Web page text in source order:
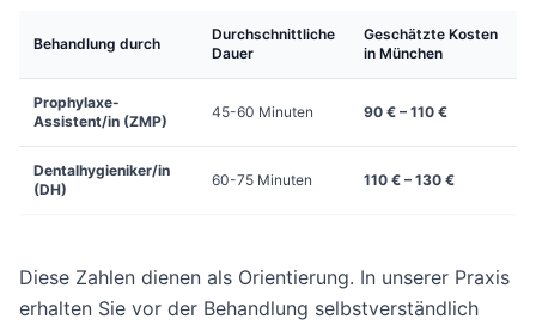
Behandlung durch
Durchschnittliche
Dauer
Geschätzte Kosten
in München
Prophylaxe-
Assistent/in (ZMP)
45-60 Minuten 90 € – 110 €
Dentalhygieniker/in
(DH)
60-75 Minuten 110 € – 130 €
Diese Zahlen dienen als Orientierung. In unserer Praxis
erhalten Sie vor der Behandlung selbstverständlich